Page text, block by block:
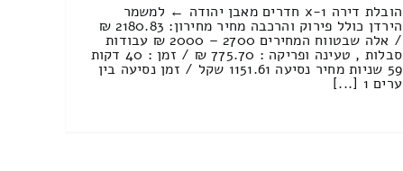
הובלת דירה 1-x חדרים מאבן יהודה ← למשמר
הירדן כולל פירוק והרכבה מחיר מחירון: 2180.83 ₪
/ אלה שבטווח המחירים 2700 – 2000 ₪ עבודות
סבלות , טעינה ופריקה : 775.70 ₪ / זמן : 40 דקות
59 שניות מחיר נסיעה 1151.61 שקל / זמן נסיעה בין
ערים 1 [...]